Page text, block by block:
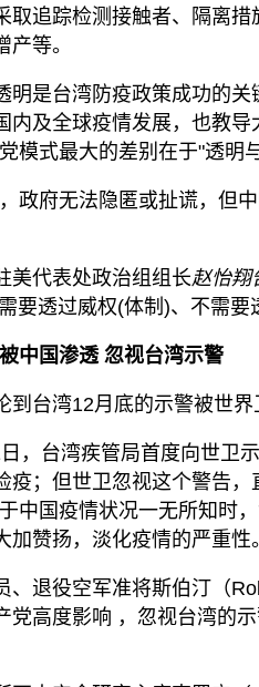
取追踪检测接触者、隔离
产等。
明是台湾防疫政策成功的
内及全球疫情发展，也教
模式最大的差别在于"透明
政府无法隐匿或扯谎，但
美代表处政治组组长赵怡翔
要透过威权(体制)、不需要
中国渗透 忽视台湾示警
到台湾12月底的示警被世界
，台湾疾管局首度向世卫
疫；但世卫忽视这个警告
中国疫情状况一无所知时
加赞扬，淡化疫情的严重性。
、退役空军准将斯伯汀（
党高度影响 ，忽视台湾的